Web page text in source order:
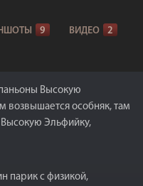
9 ВИДЕО 2
Высокую
возвышается особняк, там
Эльфийку,
парик с физикой,